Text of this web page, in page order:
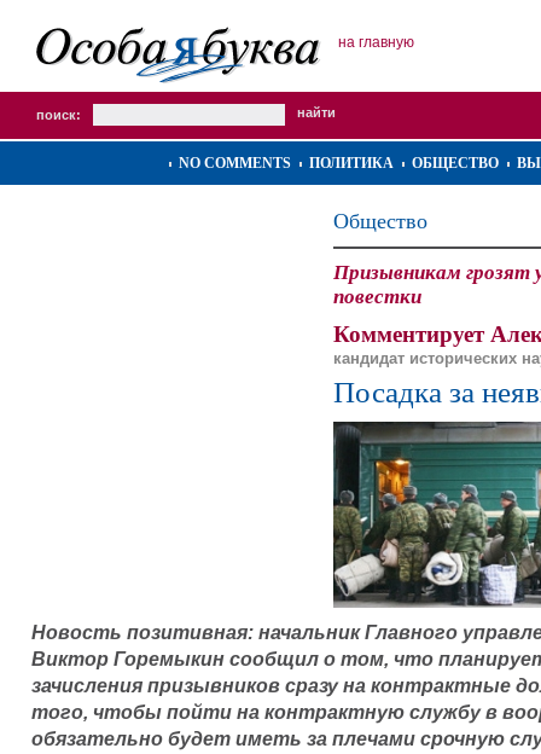
на главную
поиск:
NO COMMENTS ПОЛИТИКА ОБЩЕСТВО
Общество
Призывникам грозят
повестки
Комментирует
кандидат исторических
Посадка за
Новость позитивная: начальник Главного
Виктор Горемыкин сообщил о том, что
зачисления призывников сразу на контрактные
того, чтобы пойти на контрактную службу в
обязательно будет иметь за плечами срочную